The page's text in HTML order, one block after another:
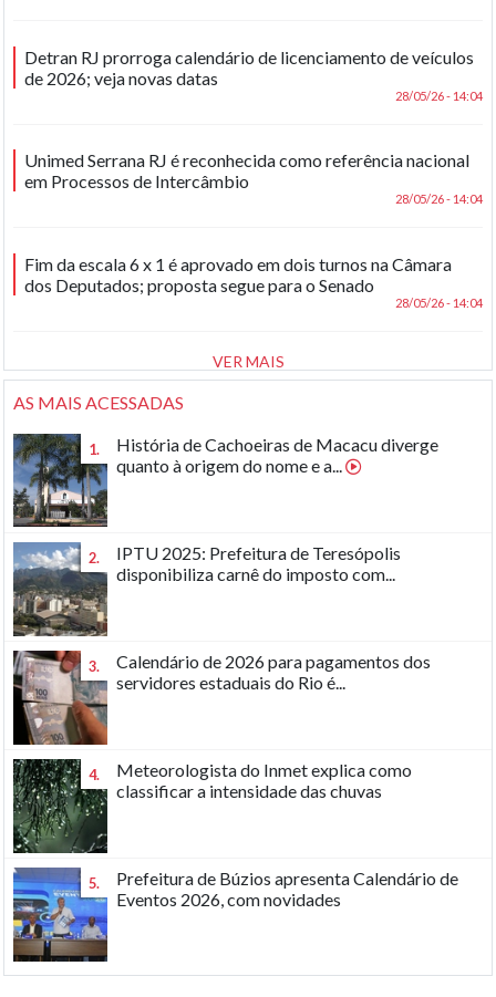
Detran RJ prorroga calendário de licenciamento de veículos
de 2026; veja novas datas
28/05/26 - 14:04
Unimed Serrana RJ é reconhecida como referência nacional
em Processos de Intercâmbio
28/05/26 - 14:04
Fim da escala 6 x 1 é aprovado em dois turnos na Câmara
dos Deputados; proposta segue para o Senado
28/05/26 - 14:04
VER MAIS
AS MAIS ACESSADAS
1.
História de Cachoeiras de Macacu diverge
quanto à origem do nome e a...
2.
IPTU 2025: Prefeitura de Teresópolis
disponibiliza carnê do imposto com...
3.
Calendário de 2026 para pagamentos dos
servidores estaduais do Rio é...
4.
Meteorologista do Inmet explica como
classificar a intensidade das chuvas
5.
Prefeitura de Búzios apresenta Calendário de
Eventos 2026, com novidades